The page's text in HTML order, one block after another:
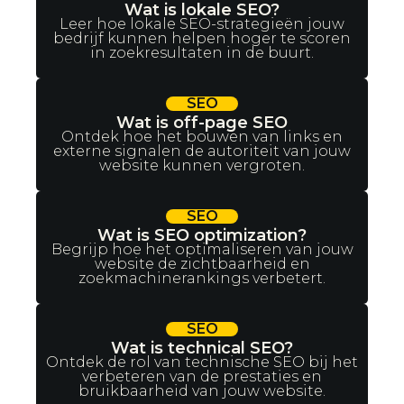
Wat is lokale SEO?
Leer hoe lokale SEO-strategieën jouw
bedrijf kunnen helpen hoger te scoren
in zoekresultaten in de buurt.
SEO
Wat is off-page SEO
Ontdek hoe het bouwen van links en
externe signalen de autoriteit van jouw
website kunnen vergroten.
SEO
Wat is SEO optimization?
Begrijp hoe het optimaliseren van jouw
website de zichtbaarheid en
zoekmachinerankings verbetert.
SEO
Wat is technical SEO?
Ontdek de rol van technische SEO bij het
verbeteren van de prestaties en
bruikbaarheid van jouw website.